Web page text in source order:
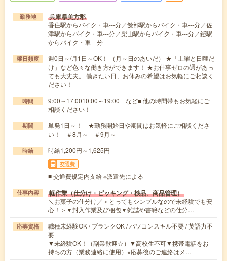
勤務地 兵庫県美方郡
香住駅からバイク・車---分／餘部駅からバイク・車---分／佐
津駅からバイク・車---分／柴山駅からバイク・車---分／鎧駅
からバイク・車---分
曜日頻度
週0日～/月1日～OK！ （月～日のあいだ） ★「土曜と日曜だ
け」など色々な働き方ができます！ ★お仕事ゼロの週があっ
ても大丈夫。 働きたい日、お休みの希望はお気軽にご相談く
ださい！
時間
9:00～17:0010:00～19:00 など■ 他の時間帯もお気軽にご
相談ください！
期間
単発1日～！ ★勤務開始日や期間はお気軽にご相談くださ
い！ ＃8月～ ＃9月～
時給 時給1,200円～1,625円
交通費
■ 交通費規定内支給 ※派遣先による
仕事内容 軽作業（仕分け・ピッキング・検品、商品管理）
＼お菓子の仕分け／＜とってもシンプルなので未経験でも安
心！＞▼封入作業及び梱包▼雑誌や書籍などの仕分…
応募資格
職種未経験OK / ブランクOK / パソコンスキル不要 / 英語力不
要
▼未経験OK！（副業歓迎☆）▼高校生不可▼携帯電話をお
持ちの方（業務連絡に使用）※応募後のご連絡はメ…